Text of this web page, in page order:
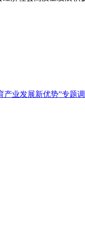
产业发展新优势”专题